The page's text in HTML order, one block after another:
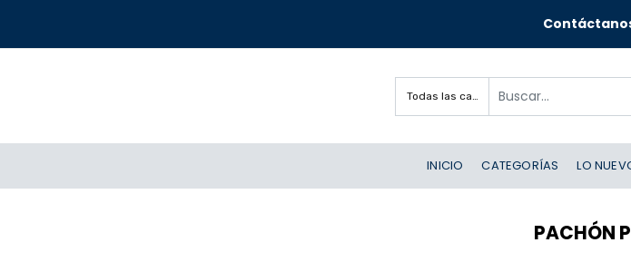
Todas las categorías
INICIO CATEGORÍAS LO
PACHÓN